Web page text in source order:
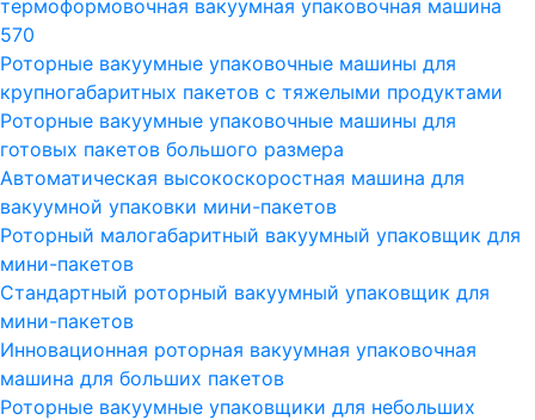
термоформовочная вакуумная упаковочная машина
570
Роторные вакуумные упаковочные машины для
крупногабаритных пакетов с тяжелыми продуктами
Роторные вакуумные упаковочные машины для
готовых пакетов большого размера
Автоматическая высокоскоростная машина для
вакуумной упаковки мини-пакетов
Роторный малогабаритный вакуумный упаковщик для
мини-пакетов
Стандартный роторный вакуумный упаковщик для
мини-пакетов
Инновационная роторная вакуумная упаковочная
машина для больших пакетов
Роторные вакуумные упаковщики для небольших